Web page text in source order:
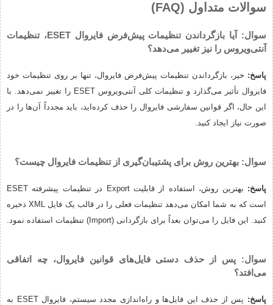
سوالات متداول (FAQ)
سوال: آیا بازگرداندن تنظیمات پیش‌فرض فایروال ESET، تنظیمات
آنتی‌ویروس را نیز تغییر می‌دهد؟
پاسخ: خیر، بازگرداندن تنظیمات پیش‌فرض فایروال، تنها بر روی تنظیمات خود
فایروال تأثیر می‌گذارد و تنظیمات کلی آنتی‌ویروس ESET را تغییر نمی‌دهد. با
این حال، اگر قوانین سفارشی فایروال را حذف کرده‌اید، باید مجدداً آن‌ها را در
صورت نیاز ایجاد کنید.
سوال: بهترین روش برای پشتیبان‌گیری از تنظیمات فایروال چیست؟
پاسخ:
بهترین روش، استفاده از قابلیت Export در تنظیمات پیشرفته ESET
است که به شما امکان می‌دهد تنظیمات فعلی را در قالب یک فایل XML ذخیره
کنید. این فایل را می‌توان بعداً برای بازگردانی (Import) تنظیمات استفاده نمود.
سوال: پس از حذف دستی فایل‌های قوانین فایروال، چه اتفاقی
می‌افتد؟
پاسخ:
پس از حذف این فایل‌ها و راه‌اندازی مجدد سیستم، فایروال ESET به